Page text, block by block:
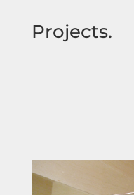
Projects.